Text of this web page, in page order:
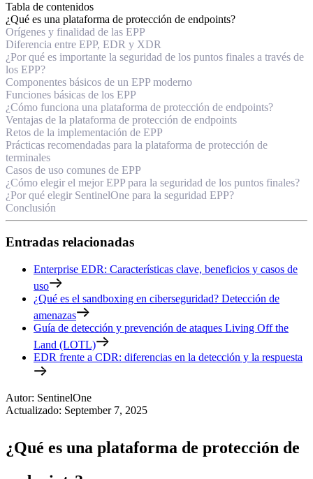
Tabla de contenidos
¿Qué es una plataforma de protección de endpoints?
Orígenes y finalidad de las EPP
Diferencia entre EPP, EDR y XDR
¿Por qué es importante la seguridad de los puntos finales a través de
los EPP?
Componentes básicos de un EPP moderno
Funciones básicas de los EPP
¿Cómo funciona una plataforma de protección de endpoints?
Ventajas de la plataforma de protección de endpoints
Retos de la implementación de EPP
Prácticas recomendadas para la plataforma de protección de
terminales
Casos de uso comunes de EPP
¿Cómo elegir el mejor EPP para la seguridad de los puntos finales?
¿Por qué elegir SentinelOne para la seguridad EPP?
Conclusión
Entradas relacionadas
Enterprise EDR: Características clave, beneficios y casos de
uso
¿Qué es el sandboxing en ciberseguridad? Detección de
amenazas
Guía de detección y prevención de ataques Living Off the
Land (LOTL)
EDR frente a CDR: diferencias en la detección y la respuesta
Autor: SentinelOne
Actualizado: September 7, 2025
¿Qué es una plataforma de protección de